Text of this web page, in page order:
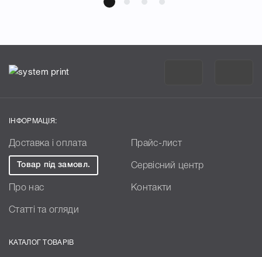
ІНФОРМАЦІЯ:
Доставка і оплата Прайс-лист
Товар під замовл. Сервісний центр
Про нас Контакти
Статті та огляди
КАТАЛОГ ТОВАРІВ